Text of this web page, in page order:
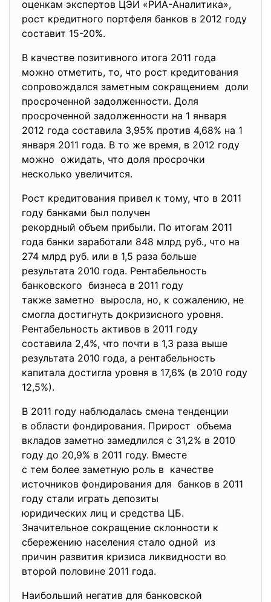
оценкам экспертов ЦЭИ «РИА-Аналитика»,
рост кредитного портфеля банков в 2012 году
составит 15-20%.
В качестве позитивного итога 2011 года
можно отметить, то, что рост кредитования
сопровождался заметным сокращением доли
просроченной задолженности. Доля
просроченной задолженности на 1 января
2012 года составила 3,95% против 4,68% на 1
января 2011 года. В то же время, в 2012 году
можно ожидать, что доля просрочки
несколько увеличится.
Рост кредитования привел к тому, что в 2011
году банками был получен
рекордный объем прибыли. По итогам 2011
года банки заработали 848 млрд руб., что на
274 млрд руб. или в 1,5 раза больше
результата 2010 года. Рентабельность
банковского бизнеса в 2011 году
также заметно выросла, но, к сожалению, не
смогла достигнуть докризисного уровня.
Рентабельность активов в 2011 году
составила 2,4%, что почти в 1,3 раза выше
результата 2010 года, а рентабельность
капитала достигла уровня в 17,6% (в 2010 году
12,5%).
В 2011 году наблюдалась смена тенденции
в области фондирования. Прирост объема
вкладов заметно замедлился с 31,2% в 2010
году до 20,9% в 2011 году. Вместе
с тем более заметную роль в качестве
источников фондирования для банков в 2011
году стали играть депозиты
юридических лиц и средства ЦБ.
Значительное сокращение склонности к
сбережению населения стало одной из
причин развития кризиса ликвидности во
второй половине 2011 года.
Наибольший негатив для банковской